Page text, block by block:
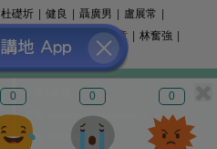
0 0 0
杜礎圻 健良 聶廣男 盧展常
姚銘 精選文章 林奮強
© 港人講地
電郵: speakout@speakout.hk
傳真: 85228041301